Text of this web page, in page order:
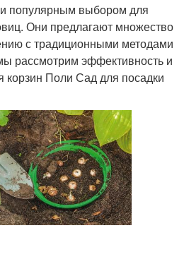
популярным выбором для
Они предлагают множество
с традиционными методами
рассмотрим эффективность и
корзин Поли Сад для посадки